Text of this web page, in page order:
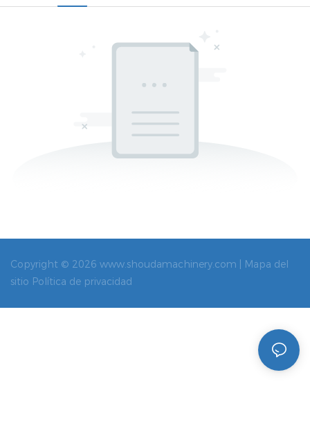
Copyright © 2026 www.shoudamachinery.com |
Mapa del
sitio Política de privacidad